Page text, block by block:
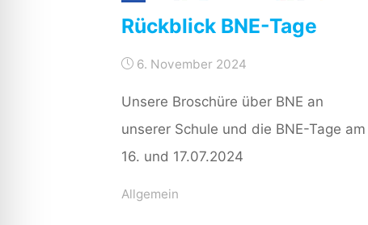
Rückblick BNE-Tage
6. November 2024
Unsere Broschüre über BNE an
unserer Schule und die BNE-Tage am
16. und 17.07.2024
Allgemein